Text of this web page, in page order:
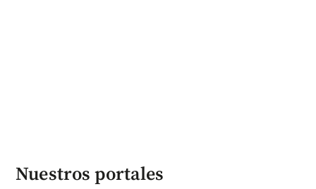
Nuestros portales